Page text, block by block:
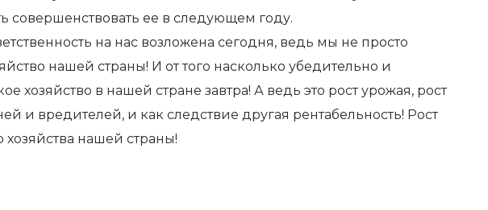
ее в следующем году.
на нас возложена сегодня, ведь мы не просто
нашей страны! И от того насколько убедительно и
хозяйство в нашей стране завтра! А ведь это рост урожая, рост
и вредителей, и как следствие другая рентабельность! Рост
нашей страны!